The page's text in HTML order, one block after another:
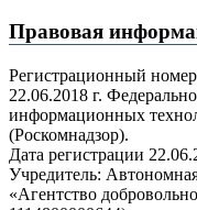
Правовая
Регистрационный
22.06.2018 г.
информационных
(Роскомнадзор).
Дата регистрации
Учредитель:
«Агентство